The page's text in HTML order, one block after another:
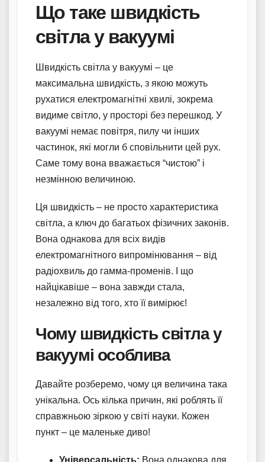
Що таке швидкість
світла у вакуумі
Швидкість світла у вакуумі – це
максимальна швидкість, з якою можуть
рухатися електромагнітні хвилі, зокрема
видиме світло, у просторі без перешкод. У
вакуумі немає повітря, пилу чи інших
частинок, які могли б сповільнити цей рух.
Саме тому вона вважається “чистою” і
незмінною величиною.
Ця швидкість – не просто характеристика
світла, а ключ до багатьох фізичних законів.
Вона однакова для всіх видів
електромагнітного випромінювання – від
радіохвиль до гамма-променів. І що
найцікавіше – вона завжди стала,
незалежно від того, хто її вимірює!
Чому швидкість світла у
вакуумі особлива
Давайте розберемо, чому ця величина така
унікальна. Ось кілька причин, які роблять її
справжньою зіркою у світі науки. Кожен
пункт – це маленьке диво!
Універсальність: Вона однакова для